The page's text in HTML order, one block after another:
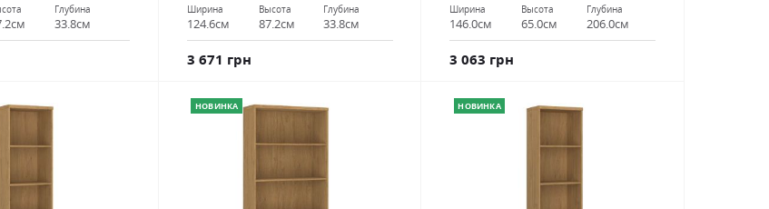
Глубина
33.8см
Ширина
124.6см
Высота
87.2см
Глубина
33.8см
3 671 грн
Ширина
146.0см
Высота
65.0см
Глубина
206.0см
3 063 грн
НОВИНКА НОВИНКА